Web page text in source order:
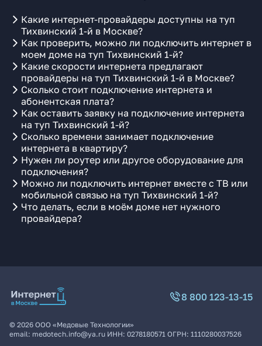
Какие интернет-провайдеры доступны на туп
Тихвинский 1-й в Москве?
Как проверить, можно ли подключить интернет в
моем доме на туп Тихвинский 1-й?
Какие скорости интернета предлагают
провайдеры на туп Тихвинский 1-й в Москве?
Сколько стоит подключение интернета и
абонентская плата?
Как оставить заявку на подключение интернета
на туп Тихвинский 1-й?
Сколько времени занимает подключение
интернета в квартиру?
Нужен ли роутер или другое оборудование для
подключения?
Можно ли подключить интернет вместе с ТВ или
мобильной связью на туп Тихвинский 1-й?
Что делать, если в моём доме нет нужного
провайдера?
8 800 123-13-15
© 2026 ООО «Медовые Технологии»
email: medotech.info@ya.ru ИНН: 0278180571 ОГРН: 1110280037526